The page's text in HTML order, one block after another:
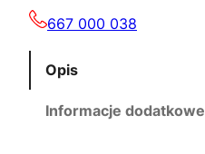
,
667 000 038
Opis
Informacje dodatkowe